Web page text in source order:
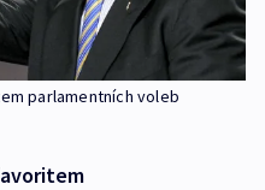
parlamentních voleb